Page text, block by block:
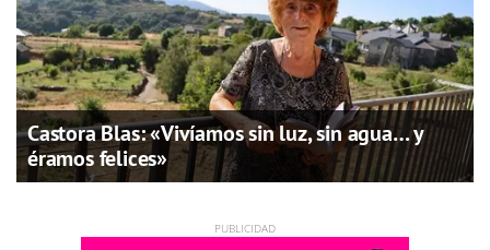
Castora Blas: «Vivíamos sin luz, sin agua… y
éramos felices»